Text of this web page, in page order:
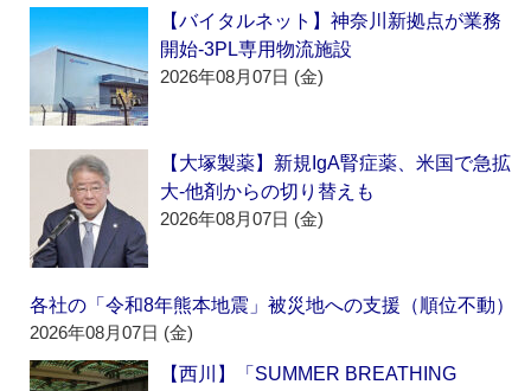
【バイタルネット】神奈川新拠点が業務
開始‐3PL専用物流施設
2026年08月07日 (金)
【大塚製薬】新規IgA腎症薬、米国で急拡
大‐他剤からの切り替えも
2026年08月07日 (金)
各社の「令和8年熊本地震」被災地への支援（順位不動）
2026年08月07日 (金)
【西川】「SUMMER BREATHING